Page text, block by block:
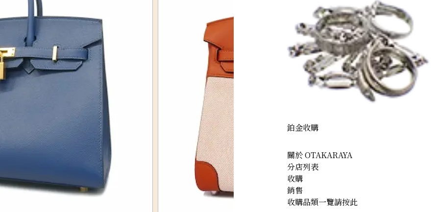
鉑金收購
關於 OTAKARAYA
分店列表
收購
銷售
收購品類一覽請按此